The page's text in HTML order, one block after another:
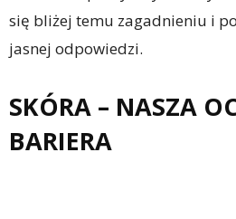
się bliżej temu zagadnieniu i
jasnej odpowiedzi.
SKÓRA – NASZA
BARIERA